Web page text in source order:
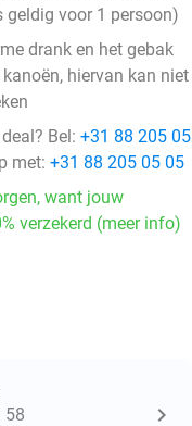
geldig voor 1 persoon)
drank en het gebak
hiervan kan niet
Bel: +31 88 205 05
met: +31 88 205 05 05
want jouw
verzekerd (meer info)
58